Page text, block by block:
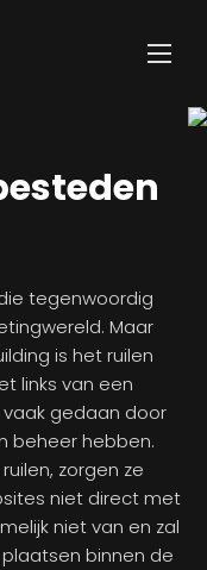
tegenwoordig
Maar
is het ruilen
links van een
vaak gedaan door
beheer hebben.
zorgen ze
niet direct met
niet van en zal
binnen de